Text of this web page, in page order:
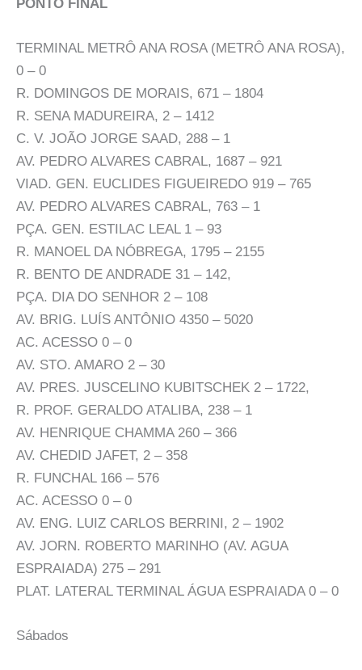
PONTO FINAL
TERMINAL METRÔ ANA ROSA (METRÔ ANA ROSA),
0 – 0
R. DOMINGOS DE MORAIS, 671 – 1804
R. SENA MADUREIRA, 2 – 1412
C. V. JOÃO JORGE SAAD, 288 – 1
AV. PEDRO ALVARES CABRAL, 1687 – 921
VIAD. GEN. EUCLIDES FIGUEIREDO 919 – 765
AV. PEDRO ALVARES CABRAL, 763 – 1
PÇA. GEN. ESTILAC LEAL 1 – 93
R. MANOEL DA NÓBREGA, 1795 – 2155
R. BENTO DE ANDRADE 31 – 142,
PÇA. DIA DO SENHOR 2 – 108
AV. BRIG. LUÍS ANTÔNIO 4350 – 5020
AC. ACESSO 0 – 0
AV. STO. AMARO 2 – 30
AV. PRES. JUSCELINO KUBITSCHEK 2 – 1722,
R. PROF. GERALDO ATALIBA, 238 – 1
AV. HENRIQUE CHAMMA 260 – 366
AV. CHEDID JAFET, 2 – 358
R. FUNCHAL 166 – 576
AC. ACESSO 0 – 0
AV. ENG. LUIZ CARLOS BERRINI, 2 – 1902
AV. JORN. ROBERTO MARINHO (AV. AGUA
ESPRAIADA) 275 – 291
PLAT. LATERAL TERMINAL ÁGUA ESPRAIADA 0 – 0
Sábados